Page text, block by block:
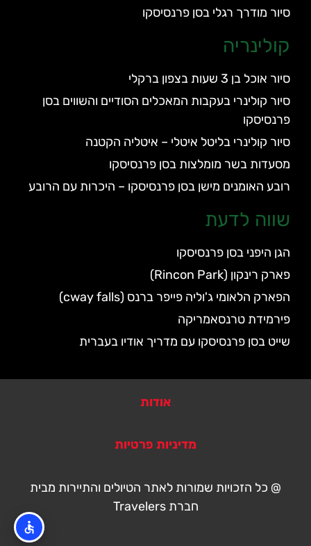
סיור מודרך רגלי בסן פרנסיסקו
קולינריה
סיור אוכל בן 3 שעות בצפון ברקלי
סיור קולינרי בעקבות המאכלים הסודיים והשווים בסן
פרנסיסקו
סיור קולינרי בליטל איטלי – איטליה הקטנה
מסעדות בשר מומלצות בסן פרנסיסקו
רובע האומנים מישן בסן פרנסיסקו – היכרות עם הרובע
שווה לדעת
הגן היפני בסן פרנסיסקו
פארק רינקון (Rincon Park)
הפארק הלאומי ג'וליה פייפר ברנס (cway falls)
פירמידת טרנסאמריקה
שייט בסן פרנסיסקו עם מדריך אודיו בעברית
אודות
מדיניות פרטיות
@ כל הזכויות שמורות לאתר הטיולים והתיירות מבית
חברת Travelers